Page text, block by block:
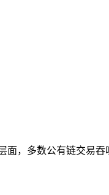
，多数公有链交易